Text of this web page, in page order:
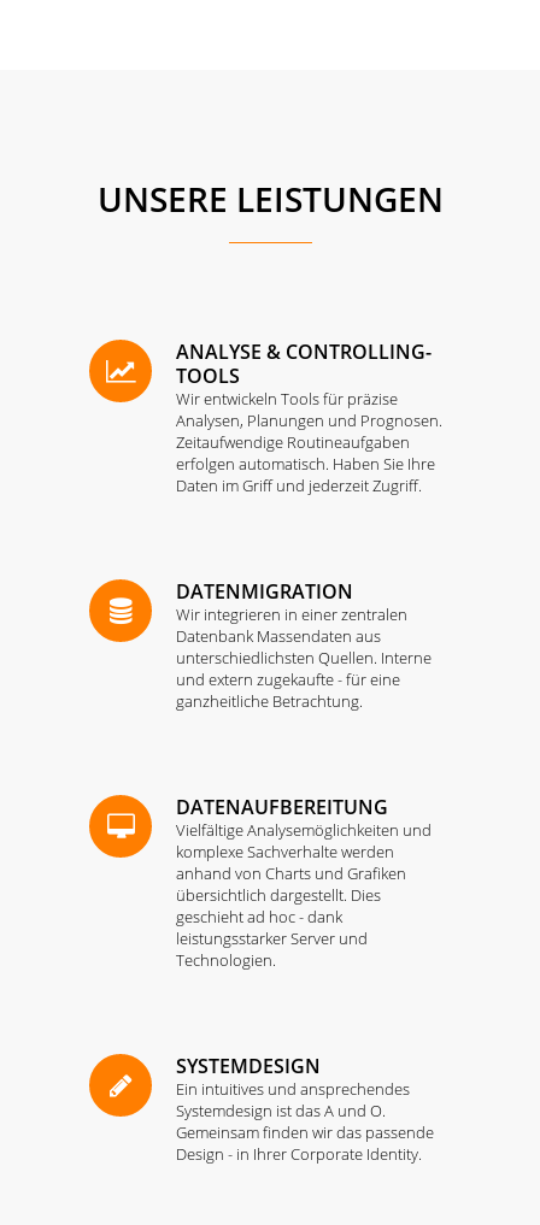
UNSERE LEISTUNGEN
ANALYSE & CONTROLLING-
TOOLS
Wir entwickeln Tools für präzise
Analysen, Planungen und Prognosen.
Zeitaufwendige Routineaufgaben
erfolgen automatisch. Haben Sie Ihre
Daten im Griff und jederzeit Zugriff.
DATENMIGRATION
Wir integrieren in einer zentralen
Datenbank Massendaten aus
unterschiedlichsten Quellen. Interne
und extern zugekaufte - für eine
ganzheitliche Betrachtung.
DATENAUFBEREITUNG
Vielfältige Analysemöglichkeiten und
komplexe Sachverhalte werden
anhand von Charts und Grafiken
übersichtlich dargestellt. Dies
geschieht ad hoc - dank
leistungsstarker Server und
Technologien.
SYSTEMDESIGN
Ein intuitives und ansprechendes
Systemdesign ist das A und O.
Gemeinsam finden wir das passende
Design - in Ihrer Corporate Identity.